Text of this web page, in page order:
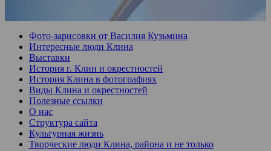
Фото-зарисовки от Василия Кузьмина
Интересные люди Клина
Выставки
История г. Клин и окрестностей
История Клина в фотографиях
Виды Клина и окрестностей
Полезные ссылки
О нас
Структура сайта
Культурная жизнь
Творческие люди Клина, района и не только